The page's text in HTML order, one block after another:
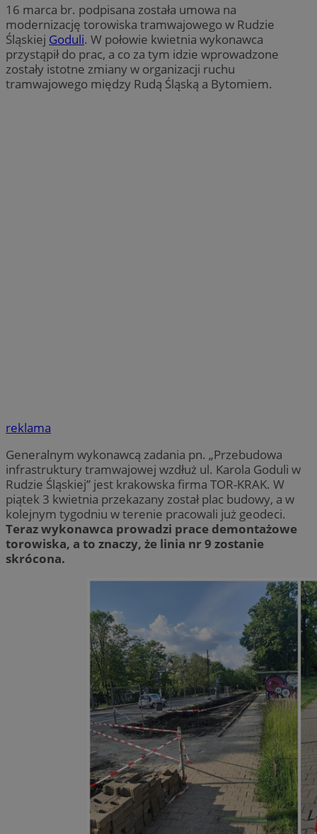
16 marca br. podpisana została umowa na
modernizację torowiska tramwajowego w Rudzie
Śląskiej Goduli. W połowie kwietnia wykonawca
przystąpił do prac, a co za tym idzie wprowadzone
zostały istotne zmiany w organizacji ruchu
tramwajowego między Rudą Śląską a Bytomiem.
reklama
Generalnym wykonawcą zadania pn. „Przebudowa
infrastruktury tramwajowej wzdłuż ul. Karola Goduli w
Rudzie Śląskiej” jest krakowska firma TOR-KRAK. W
piątek 3 kwietnia przekazany został plac budowy, a w
kolejnym tygodniu w terenie pracowali już geodeci.
Teraz wykonawca prowadzi prace demontażowe
torowiska, a to znaczy, że linia nr 9 zostanie
skrócona.